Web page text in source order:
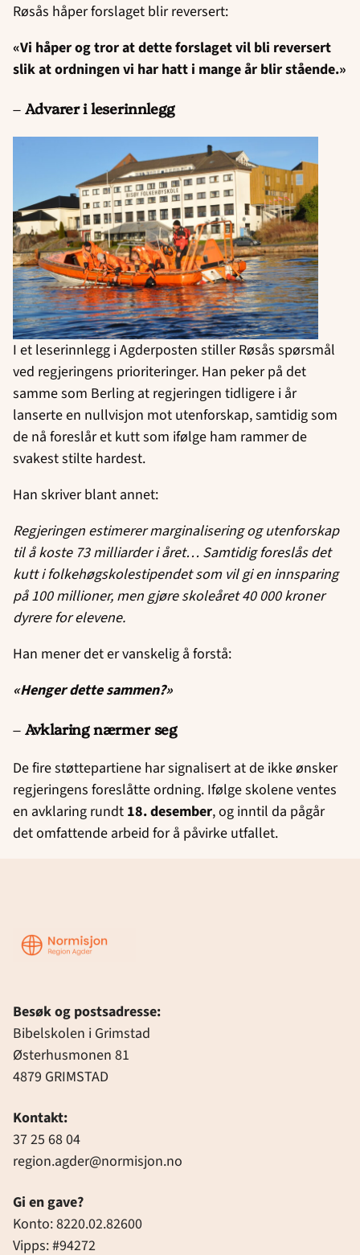
Røsås håper forslaget blir reversert:
«Vi håper og tror at dette forslaget vil bli reversert
slik at ordningen vi har hatt i mange år blir stående.»
– Advarer i leserinnlegg
I et leserinnlegg i Agderposten stiller Røsås spørsmål
ved regjeringens prioriteringer. Han peker på det
samme som Berling at regjeringen tidligere i år
lanserte en nullvisjon mot utenforskap, samtidig som
de nå foreslår et kutt som ifølge ham rammer de
svakest stilte hardest.
Han skriver blant annet:
Regjeringen estimerer marginalisering og utenforskap
til å koste 73 milliarder i året… Samtidig foreslås det
kutt i folkehøgskolestipendet som vil gi en innsparing
på 100 millioner, men gjøre skoleåret 40 000 kroner
dyrere for elevene.
Han mener det er vanskelig å forstå:
«Henger dette sammen?»
– Avklaring nærmer seg
De fire støttepartiene har signalisert at de ikke ønsker
regjeringens foreslåtte ordning. Ifølge skolene ventes
en avklaring rundt 18. desember, og inntil da pågår
det omfattende arbeid for å påvirke utfallet.
Region
Agder
Besøk og postsadresse:
Bibelskolen i Grimstad
Østerhusmonen 81
4879 GRIMSTAD
Kontakt:
37 25 68 04
region.agder@normisjon.no
Gi en gave?
Konto: 8220.02.82600
Vipps: #94272